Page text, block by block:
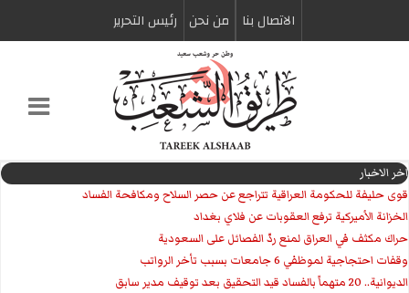
الاتصال بنا من نحن رئیس التحریر
اخر الاخبار
قوى حليفة للحكومة العراقية تتراجع عن حصر السلاح ومكافحة الفساد
الخزانة الأميركية ترفع العقوبات عن فلاي بغداد
حراك مكثف في العراق لمنع ردّ الفصائل على السعودية
وقفات احتجاجية لموظفي 6 جامعات بسبب تأخر الرواتب
الديوانية.. 20 متهماً بالفساد قيد التحقيق بعد توقيف مدير سابق